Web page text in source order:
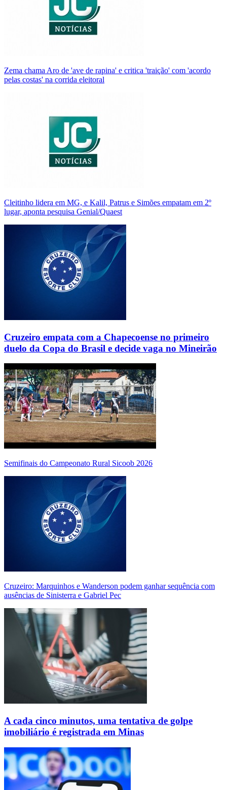
Zema chama Aro de 'ave de rapina' e critica 'traição' com 'acordo
pelas costas' na corrida eleitoral
Cleitinho lidera em MG, e Kalil, Patrus e Simões empatam em 2º
lugar, aponta pesquisa Genial/Quaest
Cruzeiro empata com a Chapecoense no primeiro
duelo da Copa do Brasil e decide vaga no Mineirão
Semifinais do Campeonato Rural Sicoob 2026
Cruzeiro: Marquinhos e Wanderson podem ganhar sequência com
ausências de Sinisterra e Gabriel Pec
A cada cinco minutos, uma tentativa de golpe
imobiliário é registrada em Minas